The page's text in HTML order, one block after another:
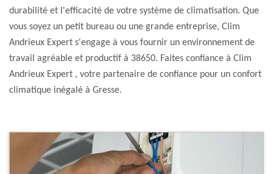
durabilité et l'efficacité de votre système de climatisation. Que
vous soyez un petit bureau ou une grande entreprise, Clim
Andrieux Expert s'engage à vous fournir un environnement de
travail agréable et productif à 38650. Faites confiance à Clim
Andrieux Expert , votre partenaire de confiance pour un confort
climatique inégalé à Gresse.